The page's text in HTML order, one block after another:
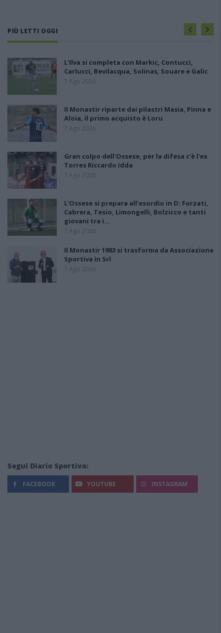
PIÙ LETTI OGGI
L'Ilva si completa con Markic, Contucci,
Carlucci, Bevilacqua, Solinas, Souare e Galic
7 Ago 2026
Il Monastir riparte dai pilastri Masia, Pinna e
Aloia, il primo acquisto è Loru
7 Ago 2026
Gran colpo dell'Ossese, per la difesa c'è l'ex
Torres Riccardo Idda
7 Ago 2026
L'Ossese si prepara all'esordio in D: Forzati,
Cabrera, Tesio, Limongelli, Bolzicco e tanti
giovani tra i…
7 Ago 2026
Il Monastir 1983 si trasforma da Associazione
Sportiva in Srl
7 Ago 2026
Segui Diario Sportivo:
FACEBOOK YOUTUBE INSTAGRAM